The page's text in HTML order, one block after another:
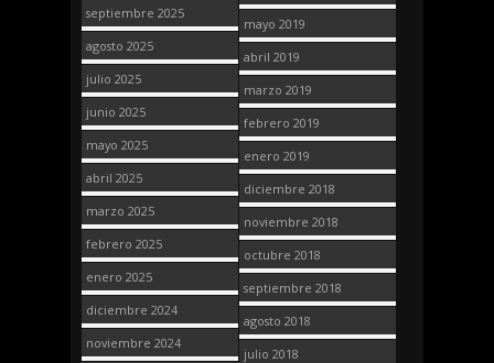
septiembre 2025
agosto 2025
julio 2025
junio 2025
mayo 2025
abril 2025
marzo 2025
febrero 2025
enero 2025
diciembre 2024
noviembre 2024
mayo 2019
abril 2019
marzo 2019
febrero 2019
enero 2019
diciembre 2018
noviembre 2018
octubre 2018
septiembre 2018
agosto 2018
julio 2018